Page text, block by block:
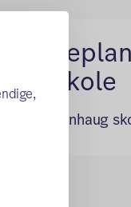
skriveplan
skole
Skjønnhaug